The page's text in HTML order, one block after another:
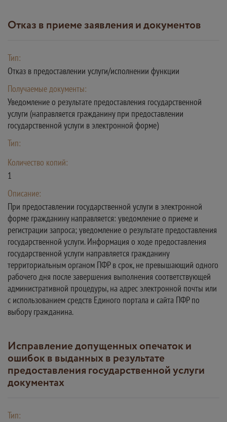
Отказ в приеме заявления и документов
Тип:
Отказ в предоставлении услуги/исполнении функции
Получаемые документы:
Уведомление о результате предоставления государственной
услуги (направляется гражданину при предоставлении
государственной услуги в электронной форме)
Тип:
Количество копий:
1
Описание:
При предоставлении государственной услуги в электронной
форме гражданину направляется: уведомление о приеме и
регистрации запроса; уведомление о результате предоставления
государственной услуги. Информация о ходе предоставления
государственной услуги направляется гражданину
территориальным органом ПФР в срок, не превышающий одного
рабочего дня после завершения выполнения соответствующей
административной процедуры, на адрес электронной почты или
с использованием средств Единого портала и сайта ПФР по
выбору гражданина.
Исправление допущенных опечаток и
ошибок в выданных в результате
предоставления государственной услуги
документах
Тип: